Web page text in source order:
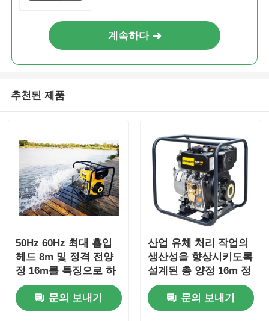
가정용 생성기
발전기 유지보수
용접 발전기 세트
하수 펌프
계속하다
추천된 제품
50Hz 60Hz 최대 흡입
헤드 8m 및 정격 전양
정 16m를 특징으로 하
는 하수 처리장용 하수
펌프
문의 보내기
산업 유체 처리 작업의
생산성을 향상시키도록
설계된 총 양정 16m 정
격의 전기 고유량 펌프
문의 보내기